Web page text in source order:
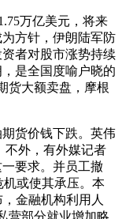
万亿美元，将来
方针，伊朗陆军防
者对股市涨势持续
是全国度喻户晓的
货大额卖盘，摩根
货价钱下跌。英伟
不外，有外媒记者
要求。并员工撤
或使其承压。本
金融机构利用人